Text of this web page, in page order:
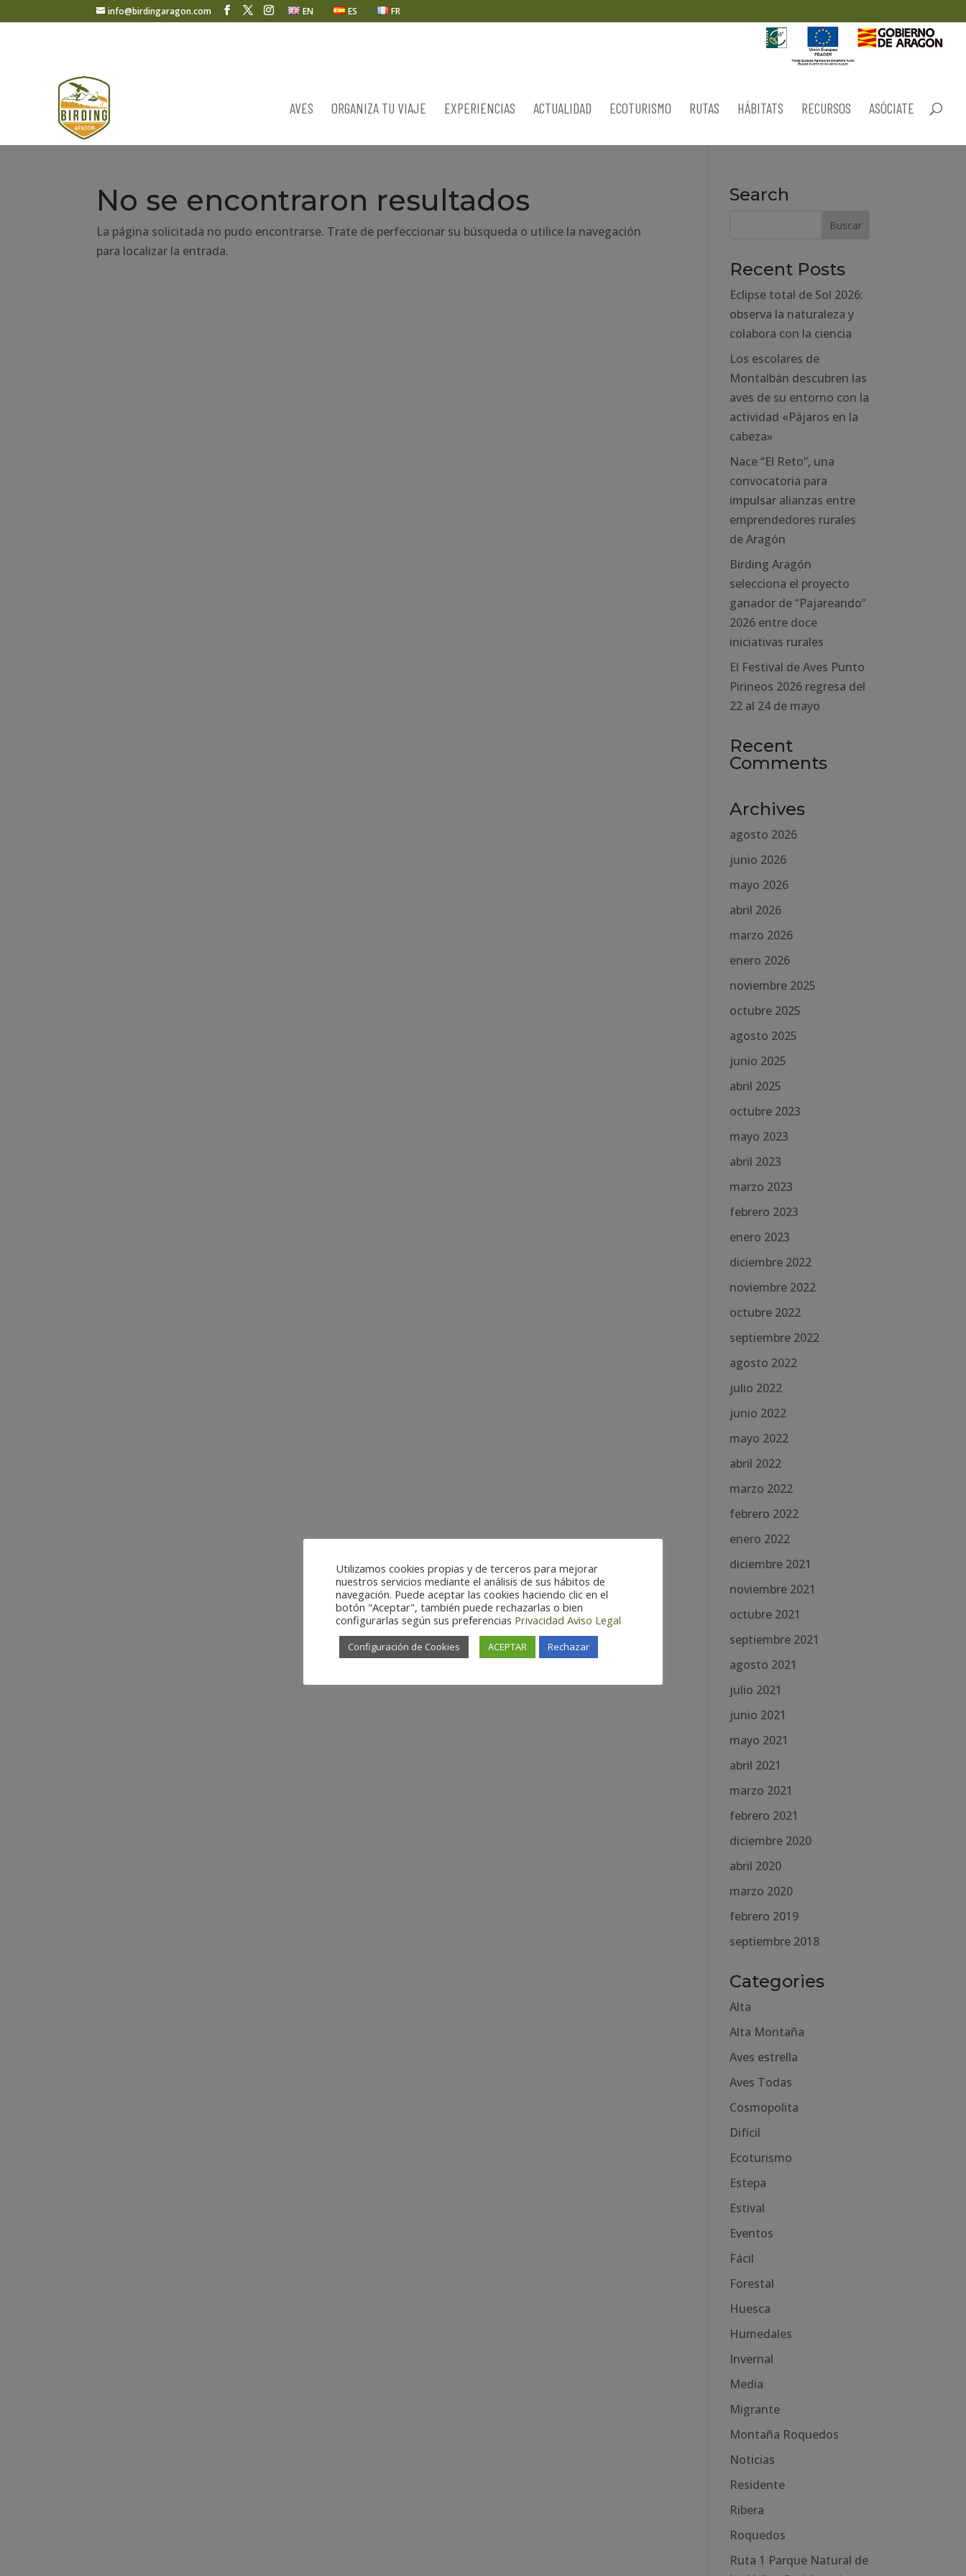
info@birdingaragon.com EN ES FR
AVES ORGANIZA TU VIAJE EXPERIENCIAS ACTUALIDAD ECOTURISMO RUTAS HÁBITATS RECURSOS ASÓCIATE
No se encontraron resultados
La página solicitada no pudo encontrarse. Trate de perfeccionar su búsqueda o utilice la navegación
para localizar la entrada.
Search
Recent Posts
Eclipse total de Sol 2026:
observa la naturaleza y
colabora con la ciencia
Los escolares de
Montalbán descubren las
aves de su entorno con la
actividad «Pájaros en la
cabeza»
Nace “El Reto”, una
convocatoria para
impulsar alianzas entre
emprendedores rurales
de Aragón
Birding Aragón
selecciona el proyecto
ganador de “Pajareando”
2026 entre doce
iniciativas rurales
El Festival de Aves Punto
Pirineos 2026 regresa del
22 al 24 de mayo
Recent
Comments
Archives
agosto 2026
junio 2026
mayo 2026
abril 2026
marzo 2026
enero 2026
noviembre 2025
octubre 2025
agosto 2025
junio 2025
abril 2025
octubre 2023
mayo 2023
abril 2023
marzo 2023
febrero 2023
enero 2023
diciembre 2022
noviembre 2022
octubre 2022
septiembre 2022
agosto 2022
julio 2022
junio 2022
mayo 2022
abril 2022
marzo 2022
febrero 2022
enero 2022
diciembre 2021
noviembre 2021
octubre 2021
septiembre 2021
agosto 2021
julio 2021
junio 2021
mayo 2021
abril 2021
marzo 2021
febrero 2021
diciembre 2020
abril 2020
marzo 2020
febrero 2019
septiembre 2018
Categories
Alta
Alta Montaña
Aves estrella
Aves Todas
Cosmopolita
Difícil
Ecoturismo
Estepa
Estival
Eventos
Fácil
Forestal
Huesca
Humedales
Invernal
Media
Migrante
Montaña Roquedos
Noticias
Residente
Ribera
Roquedos
Ruta 1 Parque Natural de
Utilizamos cookies propias y de terceros para mejorar
nuestros servicios mediante el análisis de sus hábitos de
navegación. Puede aceptar las cookies haciendo clic en el
botón "Aceptar", también puede rechazarlas o bien
configurarlas según sus preferencias Privacidad Aviso Legal
Configuración de Cookies ACEPTAR Rechazar